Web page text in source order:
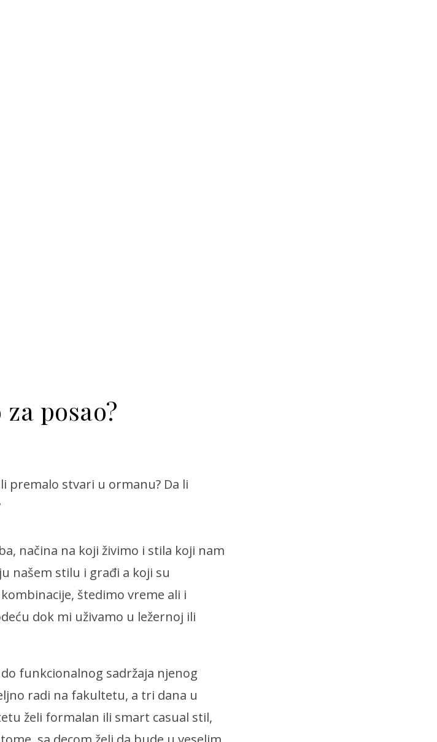
posao?
premalo stvari u ormanu? Da li
načina na koji živimo i stila koji nam
našem stilu i građi a koji su
štedimo vreme ali i
dok mi uživamo u ležernoj ili
funkcionalnog sadržaja njenog
radi na fakultetu, a tri dana u
želi formalan ili smart casual stil,